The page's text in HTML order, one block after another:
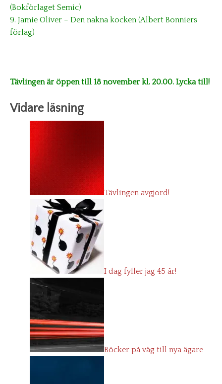
(Bokförlaget Semic)
9. Jamie Oliver – Den nakna kocken (Albert Bonniers
förlag)
Tävlingen är öppen till 18 november kl. 20.00. Lycka till!
Vidare läsning
Tävlingen avgjord!
I dag fyller jag 45 år!
Böcker på väg till nya ägare